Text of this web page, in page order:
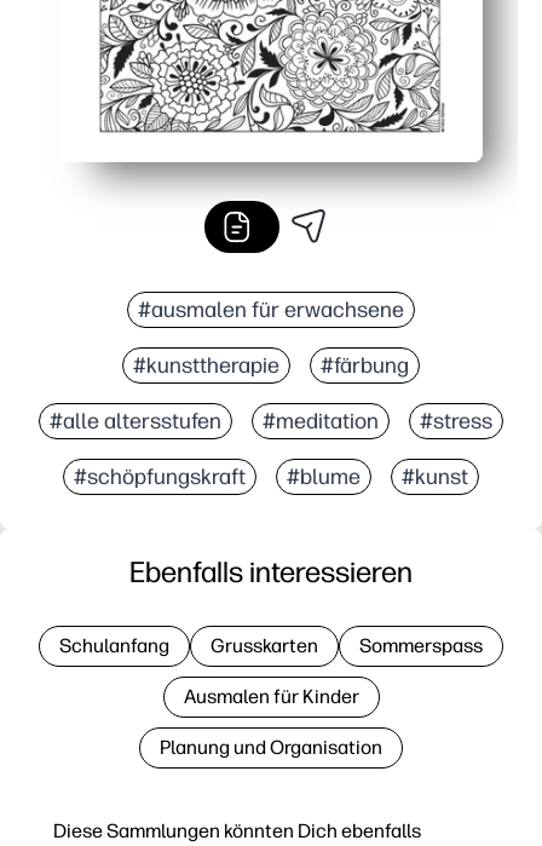
#ausmalen für erwachsene
#kunsttherapie #färbung
#alle altersstufen #meditation #stress
#schöpfungskraft #blume #kunst
Diese Sammlungen könnten Dich ebenfalls
Ebenfalls interessieren
Schulanfang Grusskarten Sommerspass
Ausmalen für Kinder
Planung und Organisation